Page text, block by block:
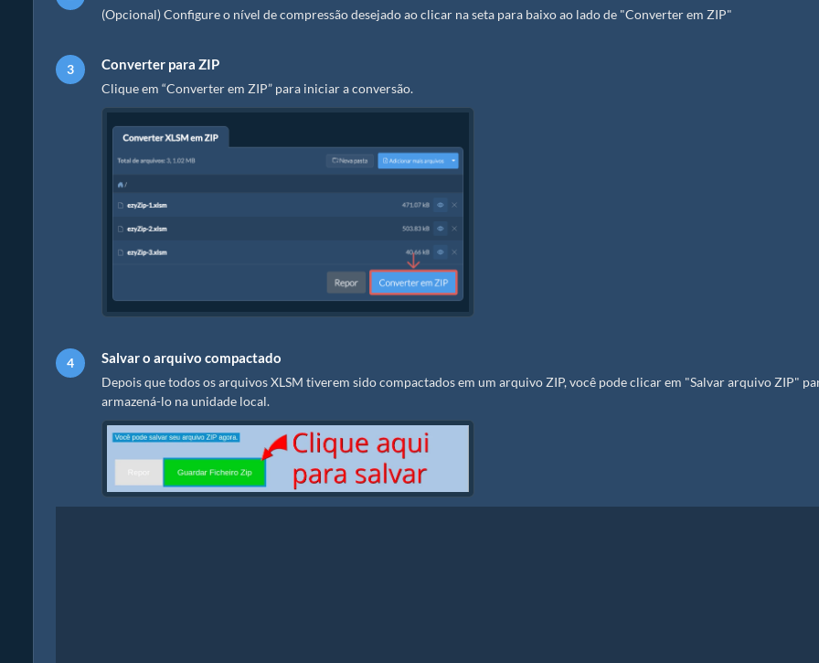
(Opcional) Configure o nível de compressão desejado ao clicar na seta para baixo ao lado de "Converter em ZIP"
Converter para ZIP
Clique em “Converter em ZIP” para iniciar a conversão.
Salvar o arquivo compactado
Depois que todos os arquivos XLSM tiverem sido compactados em um arquivo ZIP, você pode clicar em "Salvar arquivo ZIP"
armazená-lo na unidade local.